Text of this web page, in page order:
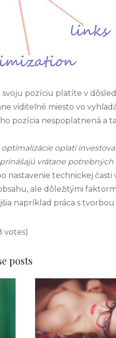
svoju pozíciu platíte v
viditeľné miesto vo
pozícia nespoplatnená a
optimalizácie oplatí
vrátane potrebných
nastavenie technickej
ale dôležitými
napríklad práca s
votes)
posts